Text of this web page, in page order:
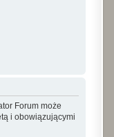
Forum może
i obowiązującymi